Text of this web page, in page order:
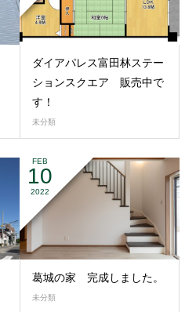
ダイアパレス富田林ステー
ションスクエア 販売中で
す！
未分類
FEB
10
2022
葛城の家 完成しました。
未分類